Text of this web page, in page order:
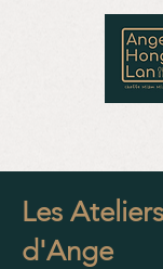
Les
d'Ange